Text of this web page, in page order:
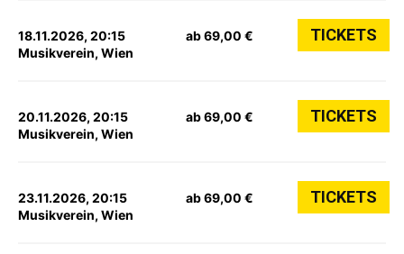
18.11.2026, 20:15
Musikverein, Wien
ab 69,00 € TICKETS
20.11.2026, 20:15
Musikverein, Wien
ab 69,00 € TICKETS
23.11.2026, 20:15
Musikverein, Wien
ab 69,00 € TICKETS